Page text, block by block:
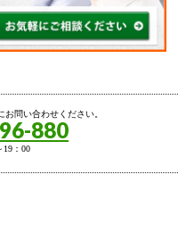
問い合わせください。
880
19：00